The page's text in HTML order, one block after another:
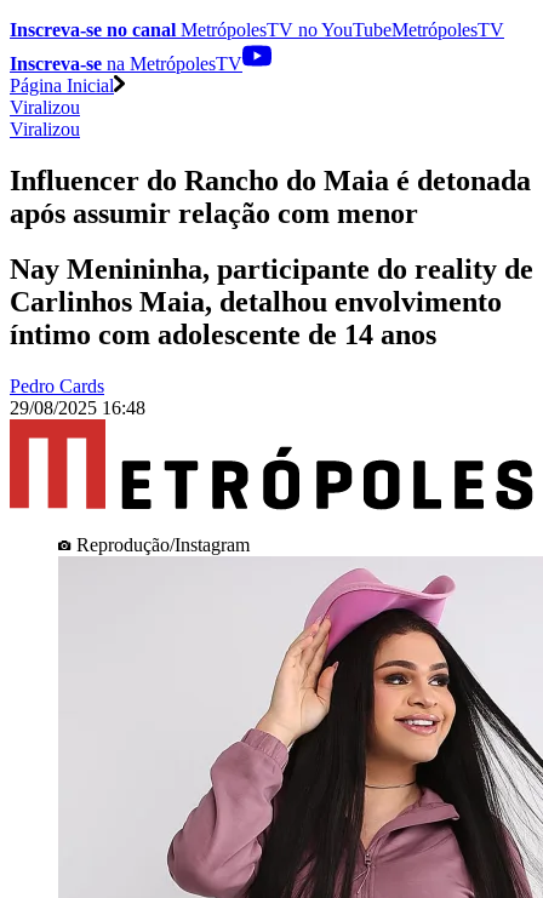
Inscreva-se no canal MetrópolesTV noYouTubeMetrópolesTV
Inscreva-se na MetrópolesTV
Página Inicial
Viralizou
Viralizou
Influencer do Rancho do Maia é detonada
após assumir relação com menor
Nay Menininha, participante do reality de
Carlinhos Maia, detalhou envolvimento
íntimo com adolescente de 14 anos
Pedro Cards
29/08/2025 16:48
Reprodução/Instagram